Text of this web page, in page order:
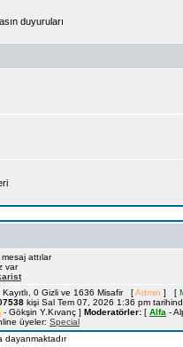
duyuruları
mesaj attılar
var
Kayıtlı, 0 Gizli ve 1636 Misafir [Admin ] [
kişi Sal Tem 07, 2026 1:36 pm
- Gökşin Y.Kıvanç ] Moderatörler: [ Alfa -
üyeler: Special
dayanmaktadır